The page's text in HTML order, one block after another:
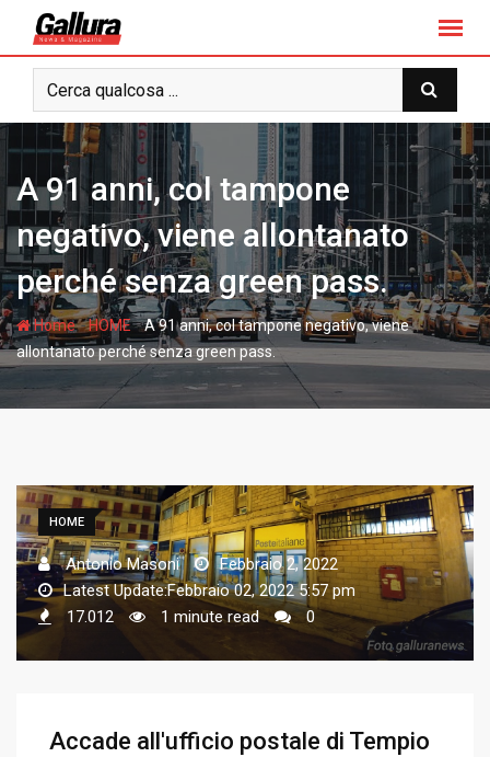
t
o
n
t
e
n
t
A 91 anni, col tampone
negativo, viene allontanato
perché senza green pass.
Home-HOME-A 91 anni, col tampone negativo, viene
allontanato perché senza green pass.
HOME
Antonio Masoni
Febbraio 2, 2022
Latest Update:Febbraio 02, 2022 5:57 pm
17.012
1 minute read 0
Accade all'ufficio postale di Tempio